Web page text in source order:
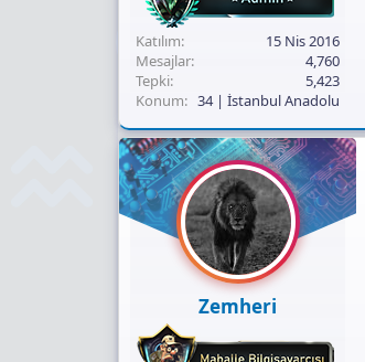
Katılım
15 Nis 2016
Mesajlar
4,760
Tepki
5,423
Konum
34 | İstanbul Anadolu
Zemheri